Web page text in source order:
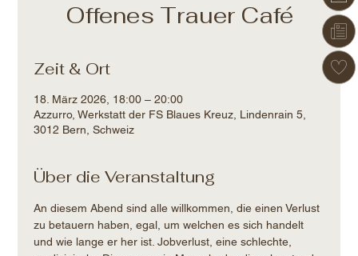
Offenes Trauer Café
Zeit & Ort
18. März 2026, 18:00 – 20:00
Azzurro, Werkstatt der FS Blaues Kreuz, Lindenrain 5,
3012 Bern, Schweiz
Über die Veranstaltung
An diesem Abend sind alle willkommen, die einen Verlust
zu betauern haben, egal, um welchen es sich handelt
und wie lange er her ist. Jobverlust, eine schlechte,